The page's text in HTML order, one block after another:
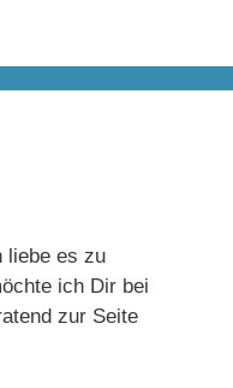
liebe es zu
ich Dir bei
zur Seite